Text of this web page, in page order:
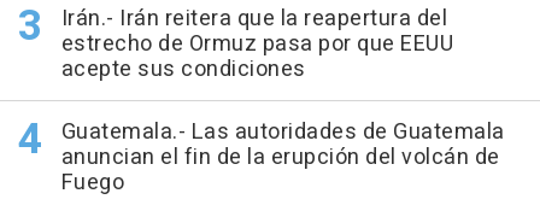
Irán.- Irán reitera que la reapertura del
estrecho de Ormuz pasa por que EEUU
acepte sus condiciones
Guatemala.- Las autoridades de Guatemala
anuncian el fin de la erupción del volcán de
Fuego